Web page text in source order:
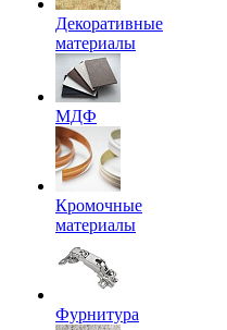
Декоративные
материалы
МДФ
Кромочные
материалы
Фурнитура